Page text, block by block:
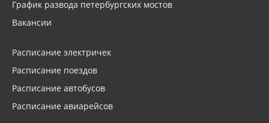
График развода петербургских мостов
Вакансии
Расписание электричек
Расписание поездов
Расписание автобусов
Расписание авиарейсов